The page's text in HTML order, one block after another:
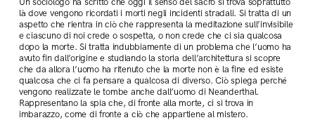
là dove vengono ricordati i morti negli incidenti stradali. Si tratta di un
aspetto che rientra in ciò che rappresenta la meditazione sull’invisibile
e ciascuno di noi crede o sospetta, o non crede che ci sia qualcosa
dopo la morte. Si tratta indubbiamente di un problema che l’uomo ha
avuto fin dall’origine e studiando la storia dell’architettura si scopre
che da allora l’uomo ha ritenuto che la morte non è la fine ed esiste
qualcosa che ci fa pensare a qualcosa di diverso. Ciò spiega perché
vengono realizzate le tombe anche dall’uomo di Neanderthal.
Rappresentano la spia che, di fronte alla morte, ci si trova in
imbarazzo, come di fronte a ciò che appartiene al mistero.